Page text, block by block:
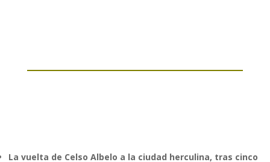
La vuelta de Celso Albelo a la ciudad herculina, tras cinco